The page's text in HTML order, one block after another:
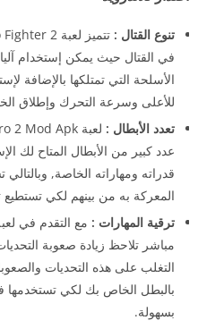
تنوع القتال :
في القتال حيث يمكن إستخدام
الأسلحة التي تمتلكها بالإضافة
للأعلى وسرعة التحرك وإطلاق
تعدد الأبطال :
عدد كبير من الأبطال المتاح لك
قدراته ومهاراته الخاصة,
المعركة به من بينهم لكي تستطيع
ترقية المهارات :
مباشر تلاحظ زيادة صعوبة
التغلب على هذه التحديات
بالبطل الخاص بك لكي تستخدمها
بسهولة.